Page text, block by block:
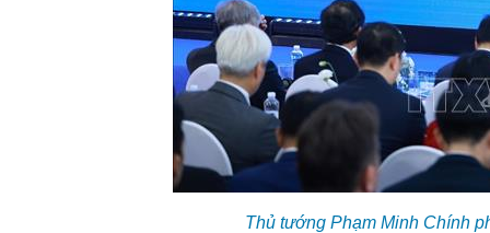
Thủ tướng Phạm Minh Chính